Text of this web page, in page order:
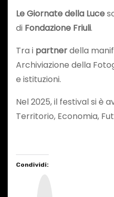
Le Giornate della Luce
di Fondazione Friuli.
Tra i partnerdella
Archiviazione della
e istituzioni.
Nel 2025, il festival si è
Territorio, Economia,
Condividi: